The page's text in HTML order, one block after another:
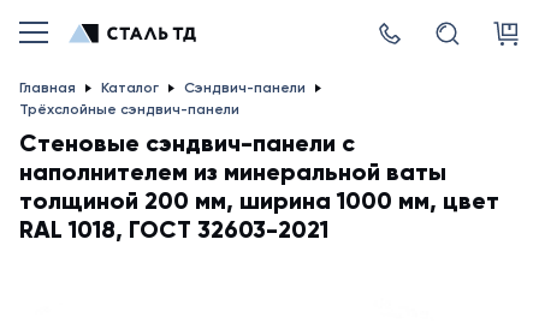
Главная Каталог
Сэндвич-панели
Трёхслойные сэндвич-панели
Стеновые сэндвич-панели с
наполнителем из минеральной ваты
толщиной 200 мм, ширина 1000 мм, цвет
RAL 1018, ГОСТ 32603-2021